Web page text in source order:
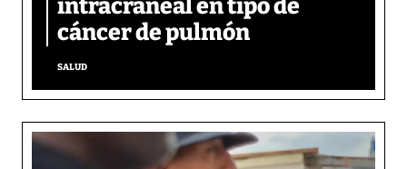
intracraneal en tipo de
cáncer de pulmón
SALUD